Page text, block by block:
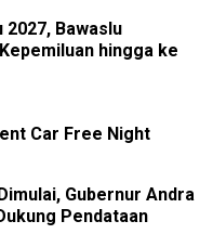
Bawaslu
hingga ke
Car Free Night
Gubernur Andra
Pendataan